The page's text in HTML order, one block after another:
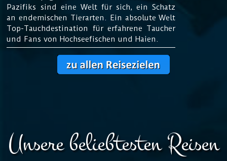
Pazifiks sind eine Welt für sich, ein Schatz
an endemischen Tierarten. Ein absolute Welt
Top-Tauchdestination für erfahrene Taucher
und Fans von Hochseefischen und Haien.
Unsere beliebtesten Reisen